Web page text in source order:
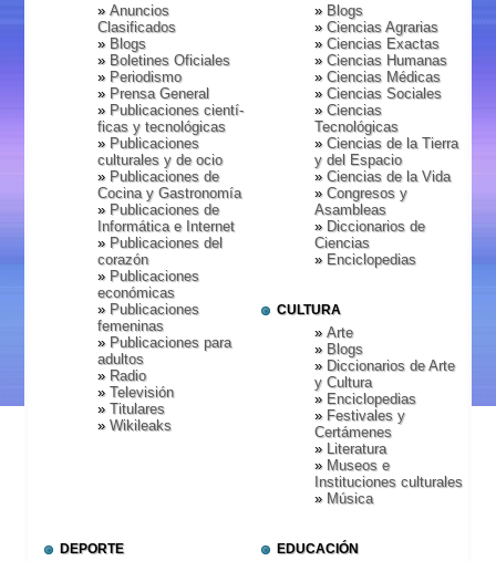
Anuncios
Clasificados
Blogs
Boletines Oficiales
Periodismo
Prensa General
Publicaciones cientí­
ficas y tecnológicas
Publicaciones
culturales y de ocio
Publicaciones de
Cocina y Gastronomí­a
Publicaciones de
Informática e Internet
Publicaciones del
corazón
Publicaciones
económicas
Publicaciones
femeninas
Publicaciones para
adultos
Radio
Televisión
Titulares
Wikileaks
Blogs
Ciencias Agrarias
Ciencias Exactas
Ciencias Humanas
Ciencias Médicas
Ciencias Sociales
Ciencias
Tecnológicas
Ciencias de la Tierra
y del Espacio
Ciencias de la Vida
Congresos y
Asambleas
Diccionarios de
Ciencias
Enciclopedias
CULTURA
Arte
Blogs
Diccionarios de Arte
y Cultura
Enciclopedias
Festivales y
Certámenes
Literatura
Museos e
Instituciones culturales
Música
DEPORTE EDUCACIÓN